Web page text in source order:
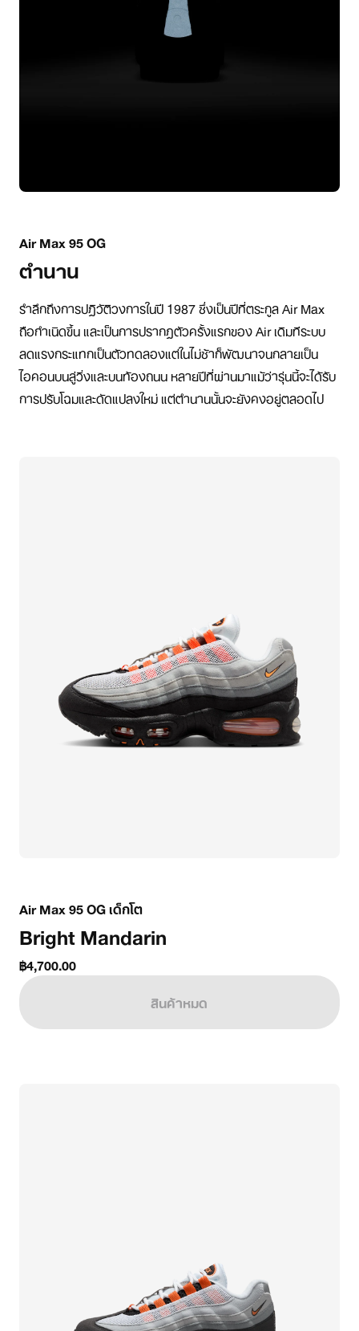
Air Max 95 OG
ตำนาน
รำลึกถึงการปฏิวัติวงการในปี 1987 ซึ่งเป็นปีที่ตระกูล Air Max
ถือกำเนิดขึ้น และเป็นการปรากฏตัวครั้งแรกของ Air เดิมทีระบบ
ลดแรงกระแทกเป็นตัวทดลองแต่ในไม่ช้าก็พัฒนาจนกลายเป็น
ไอคอนบนลู่วิ่งและบนท้องถนน หลายปีที่ผ่านมาแม้ว่ารุ่นนี้จะได้รับ
การปรับโฉมและดัดแปลงใหม่ แต่ตำนานนั้นจะยังคงอยู่ตลอดไป
Air Max 95 OG เด็กโต
Bright Mandarin
฿4,700.00
สินค้าหมด